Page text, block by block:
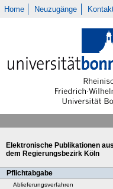
Home Neuzugänge
Elektronische Publikationen aus
dem Regierungsbezirk Köln
Pflichtabgabe
Ablieferungsverfahren